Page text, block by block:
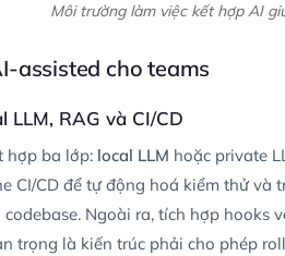
Môi trường làm việc kết hợp AI
assisted cho teams
LLM, RAG và CI/CD
hợp ba lớp: local LLM hoặc private
CI/CD để tự động hoá kiểm thử
Ngoài ra, tích hợp
trọng là kiến trúc phải cho phép